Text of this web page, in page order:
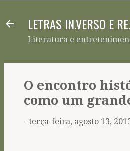
LETRAS IN.VERSO E
Literatura e
O encontro
como um
- terça-feira, agosto 13,